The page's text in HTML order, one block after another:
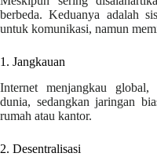
berbeda. Keduanya adalah
untuk komunikasi, namun
1. Jangkauan
Internet menjangkau
dunia, sedangkan jaringan
rumah atau kantor.
2. Desentralisasi